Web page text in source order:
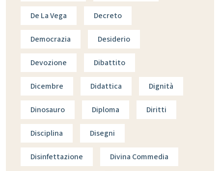
De La Vega Decreto
Democrazia Desiderio
Devozione Dibattito
Dicembre Didattica Dignità
Dinosauro Diploma Diritti
Disciplina Disegni
Disinfettazione Divina Commedia